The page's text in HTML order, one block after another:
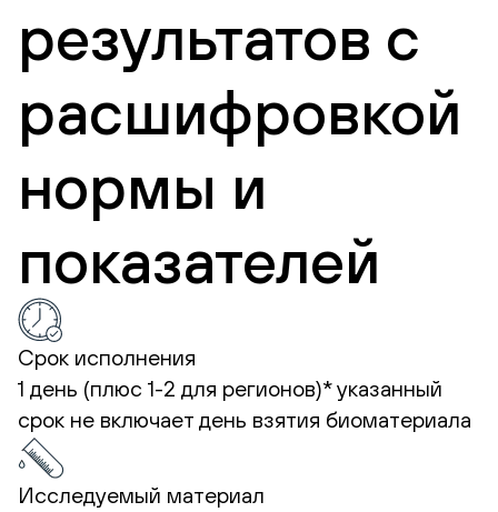
результатов с
расшифровкой
нормы и
показателей
Срок исполнения
1 день (плюс 1-2 для регионов)*указанный
срок не включает день взятия биоматериала
Исследуемый материал